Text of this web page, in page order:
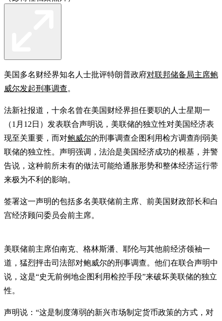
美国多名财经界知名人士批评特朗普政府对联邦储备局主席鲍
威尔发起刑事调查。
法新社报道，十余名曾在美国财经界担任要职的人士星期一
（1月12日）发表联合声明说，美联储的独立性对美国经济表
现至关重要，而对鲍威尔的刑事调查企图利用检方调查削弱美
联储的独立性。声明强调，法治是美国经济成功的根基，并警
告说，这种前所未有的做法可能给通胀形势和整体经济运行带
来极为不利的影响。
签署这一声明的包括多名美联储前主席、前美国财政部长和白
宫经济顾问委员会前主席。
美联储前主席伯南克、格林斯潘、耶伦与其他前经济领袖一
道，猛烈抨击司法部对鲍威尔的刑事调查。他们在联合声明中
说，这是“史无前例地企图利用检控手段”来破坏美联储的独立
性。
声明说：“这是制度薄弱的新兴市场制定货币政策的方式，对